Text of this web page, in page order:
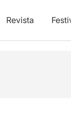
Revista